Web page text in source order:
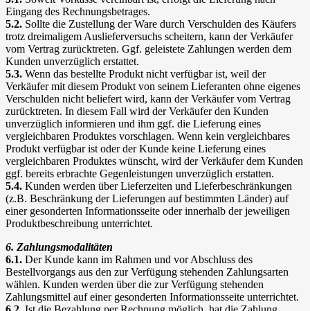
Eingang des Rechnungsbetrages.
5.2. Sollte die Zustellung der Ware durch Verschulden des Käufers
trotz dreimaligem Auslieferversuchs scheitern, kann der Verkäufer
vom Vertrag zurücktreten. Ggf. geleistete Zahlungen werden dem
Kunden unverzüglich erstattet.
5.3. Wenn das bestellte Produkt nicht verfügbar ist, weil der
Verkäufer mit diesem Produkt von seinem Lieferanten ohne eigenes
Verschulden nicht beliefert wird, kann der Verkäufer vom Vertrag
zurücktreten. In diesem Fall wird der Verkäufer den Kunden
unverzüglich informieren und ihm ggf. die Lieferung eines
vergleichbaren Produktes vorschlagen. Wenn kein vergleichbares
Produkt verfügbar ist oder der Kunde keine Lieferung eines
vergleichbaren Produktes wünscht, wird der Verkäufer dem Kunden
ggf. bereits erbrachte Gegenleistungen unverzüglich erstatten.
5.4. Kunden werden über Lieferzeiten und Lieferbeschränkungen
(z.B. Beschränkung der Lieferungen auf bestimmten Länder) auf
einer gesonderten Informationsseite oder innerhalb der jeweiligen
Produktbeschreibung unterrichtet.
6. Zahlungsmodalitäten
6.1. Der Kunde kann im Rahmen und vor Abschluss des
Bestellvorgangs aus den zur Verfügung stehenden Zahlungsarten
wählen. Kunden werden über die zur Verfügung stehenden
Zahlungsmittel auf einer gesonderten Informationsseite unterrichtet.